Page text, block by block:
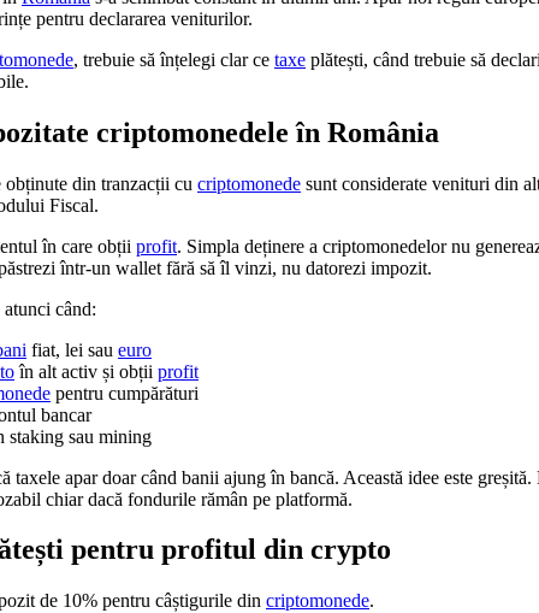
pentru declararea veniturilor.
, trebuie să înțelegi clar ce taxe plătești, când trebuie să
criptomonedele în România
din tranzacții cu criptomonede sunt considerate venituri din
Fiscal.
în care obții profit. Simpla deținere a criptomonedelor nu
într-un wallet fără să îl vinzi, nu datorezi impozit.
când:
fiat, lei sau euro
în alt activ și obții profit
pentru cumpărături
bancar
staking sau mining
taxele apar doar când banii ajung în bancă. Această idee este
chiar dacă fondurile rămân pe platformă.
pentru profitul din crypto
de 10% pentru câștigurile din criptomonede.